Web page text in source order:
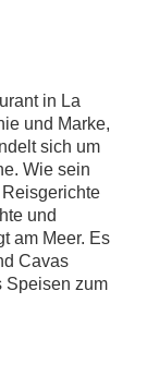
in La
und Marke,
sich um
Wie sein
und
am Meer. Es
Cavas
Speisen zum